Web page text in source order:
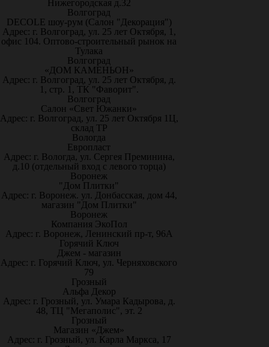
Нижегородская д.32
Волгоград
DECOLE шоу-рум (Салон "Декорация")
Адрес: г. Волгоград, ул. 25 лет Октября, 1,
офис 104. Оптово-строительный рынок на
Тулака
Волгоград
«ДОМ КАМЕНЬОН»
Адрес: г. Волгоград, ул. 25 лет Октября, д.
1, стр. 1, ТК "Фаворит".
Волгоград
Салон «Свет Южанки»
Адрес: г. Волгоград, ул. 25 лет Октября 1Ц,
склад ТР
Вологда
Европласт
Адрес: г. Вологда, ул. Сергея Преминина,
д.10 (отдельный вход с левого торца)
Воронеж
"Дом Плитки"
Адрес: г. Воронеж. ул. Донбасская, дом 44,
магазин "Дом Плитки"
Воронеж
Компания ЭкоПол
Адрес: г. Воронеж, Ленинский пр-т, 96А
Горячий Ключ
Джем - магазин
Адрес: г. Горячий Ключ, ул. Черняховского
79
Грозный
Альфа Декор
Адрес: г. Грозный, ул. Умара Кадырова, д.
48, ТЦ "Мегаполис", эт. 2
Грозный
Магазин «Джем»
Адрес: г. Грозный, ул. Карла Маркса, 17